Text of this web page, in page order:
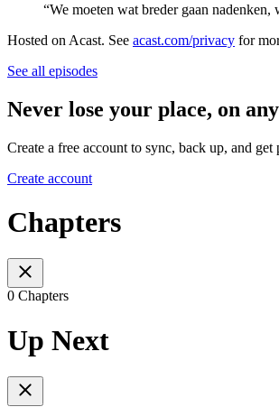
“We moeten wat breder gaan
Hosted on Acast. See acast.com/privacy for
See all episodes
Never lose your place, on
Create a free account to sync, back up, and get
Create account
Chapters
0 Chapters
Up Next